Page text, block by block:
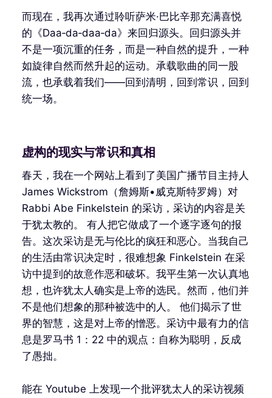
而现在，我再次通过聆听萨米·巴比辛那充满喜悦
的《Daa‑da‑daa‑da》来回归源头。回归源头并
不是一项沉重的任务，而是一种自然的提升，一种
如旋律自然而然升起的运动。承载歌曲的同一股
流，也承载着我们——回到清明，回到常识，回到
统一场。
虚构的现实与常识和真相
春天，我在一个网站上看到了美国广播节目主持人
James Wickstrom（詹姆斯•威克斯特罗姆）对
Rabbi Abe Finkelstein 的采访，采访的内容是关
于犹太教的。 有人把它做成了一个逐字逐句的报
告。这次采访是无与伦比的疯狂和恶心。当我自己
的生活由常识决定时，很难想象 Finkelstein 在采
访中提到的故意作恶和破坏。我平生第一次认真地
想，也许犹太人确实是上帝的选民。然而，他们并
不是他们想象的那种被选中的人。 他们揭示了世
界的智慧，这是对上帝的憎恶。采访中最有力的信
息是罗马书 1：22 中的观点：自称为聪明，反成
了愚拙。
能在 Youtube 上发现一个批评犹太人的采访视频